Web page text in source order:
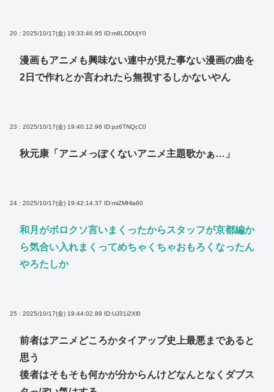
20 : 2025/10/17(金) 19:33:46.95 ID:m8LDDUjY0
漫画もアニメも興味ない連中が見た事ない漫画の曲を
2日で作れとか言われたら無視するしかないやん
23 : 2025/10/17(金) 19:40:12.96 ID:pz6TNQcC0
秋元康「アニメっぽくないアニメ主題歌かぁ…」
24 : 2025/10/17(金) 19:42:14.37 ID:miZMHla60
和月がボロクソ言いまくったからスタッフが京都編か
ら気合い入れまくってめちゃくちゃおもろくなったん
やろたしか
25 : 2025/10/17(金) 19:44:02.89 ID:UJ31i2Xl0
前者はアニメどころかタイアップ史上最悪まであると
思う
後者はそもそも何かが分からんけどなんとなくダブス